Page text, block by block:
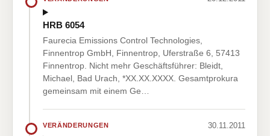
HRB 6054
Faurecia Emissions Control Technologies,
Finnentrop GmbH, Finnentrop, Uferstraße 6, 57413
Finnentrop. Nicht mehr Geschäftsführer: Bleidt,
Michael, Bad Urach, *XX.XX.XXXX. Gesamtprokura
gemeinsam mit einem Ge…
VERÄNDERUNGEN 30.11.2011